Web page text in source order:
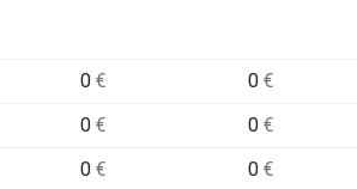
0€ 0€
0€ 0€
0€ 0€